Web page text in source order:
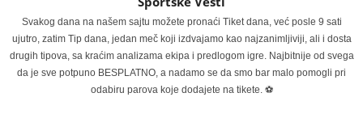
Svakog dana na našem sajtu možete pronaći Tiket dana, već posle 9 sati
ujutro, zatim Tip dana, jedan meč koji izdvajamo kao najzanimljiviji, ali i dosta
drugih tipova, sa kraćim analizama ekipa i predlogom igre. Najbitnije od svega
da je sve potpuno BESPLATNO, a nadamo se da smo bar malo pomogli pri
odabiru parova koje dodajete na tikete. ⚽